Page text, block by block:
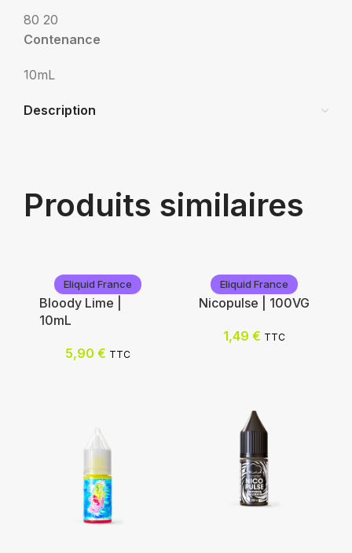
80 20
Contenance
10mL
Description
Produits similaires
Eliquid France
Bloody Lime |
10mL
5,90 € TTC
Eliquid France
Nicopulse | 100VG
1,49 € TTC